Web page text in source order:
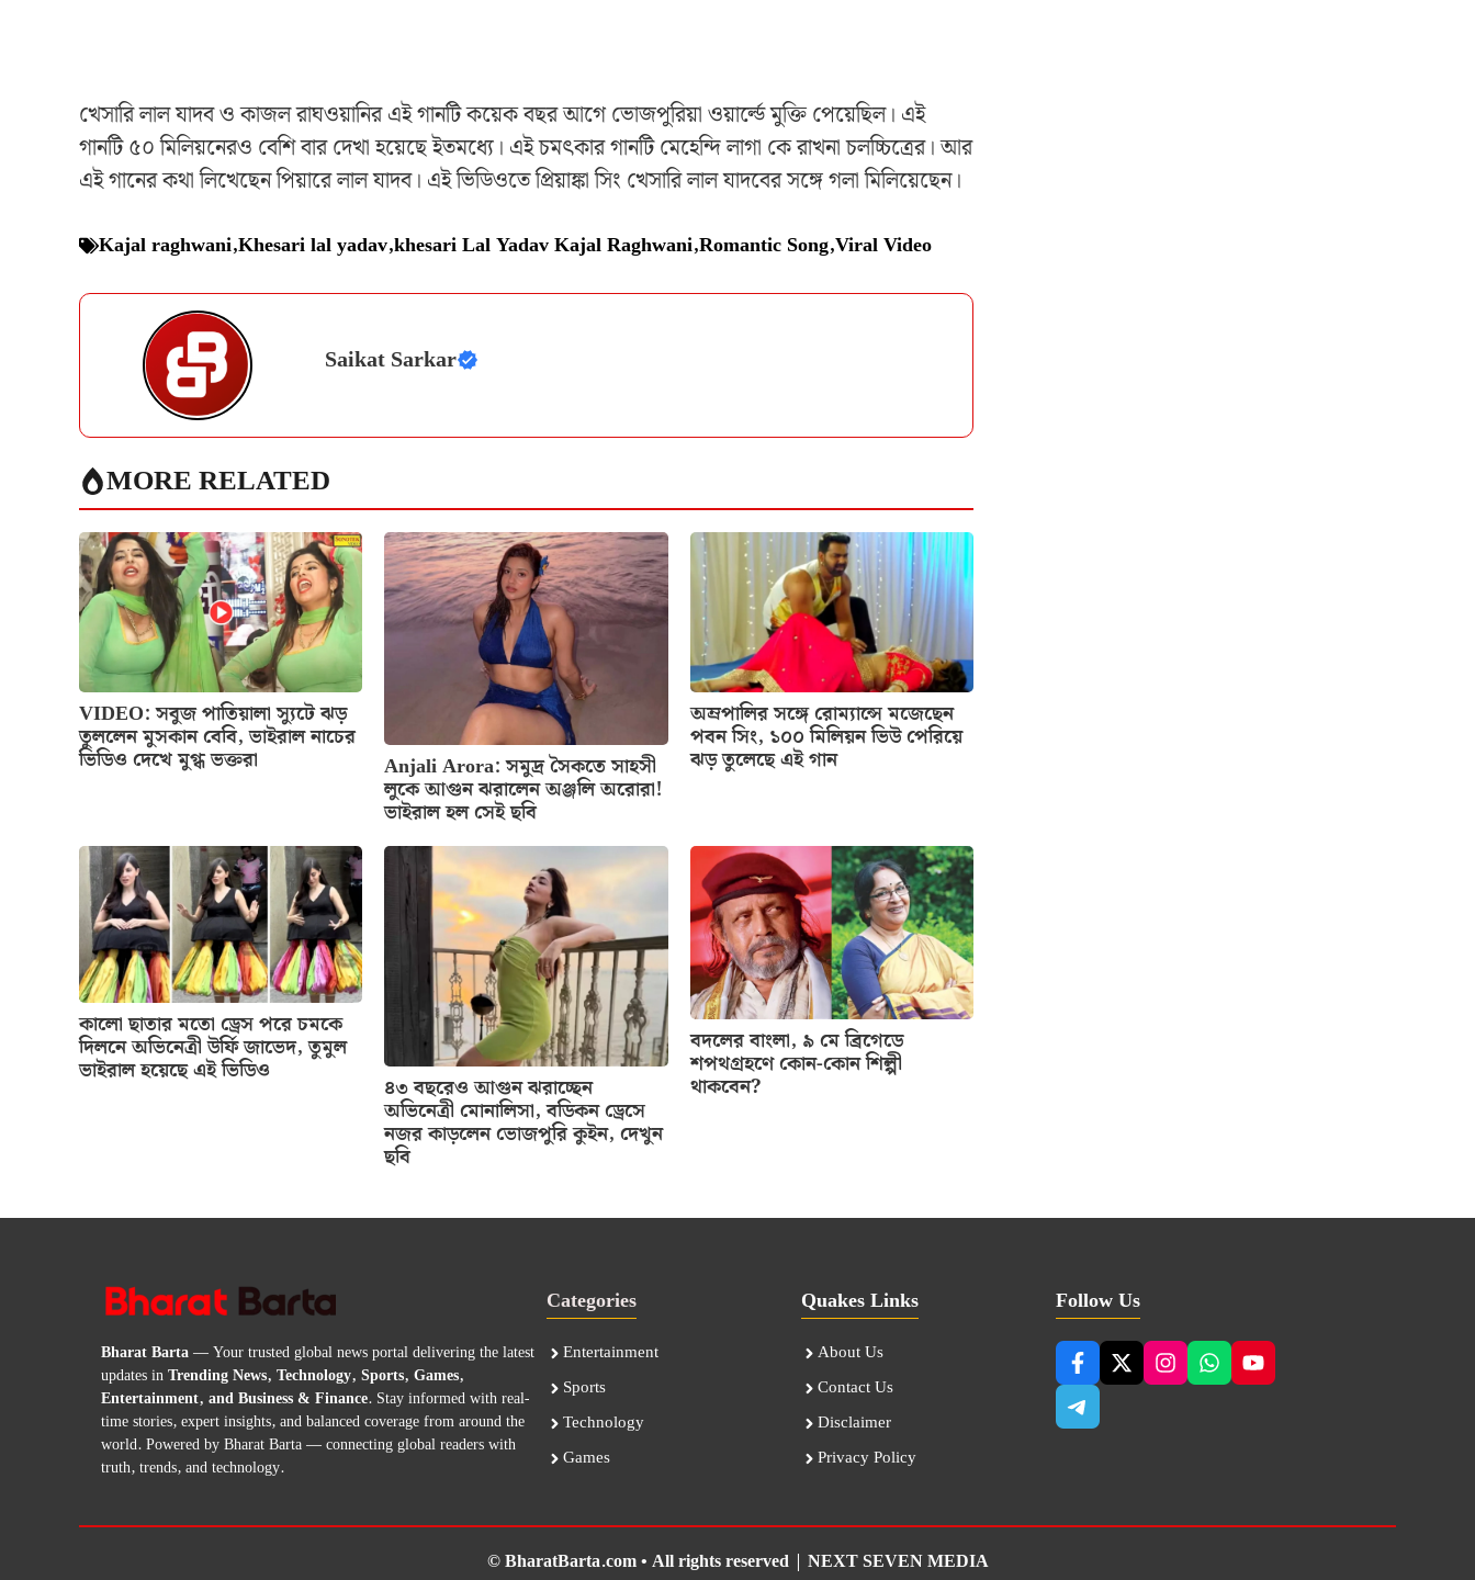
খেসারি লাল যাদব ও কাজল রাঘওয়ানির এই গানটি কয়েক বছর আগে ভোজপুরিয়া ওয়ার্ল্ডে মুক্তি পেয়েছিল। এই
গানটি ৫০ মিলিয়নেরও বেশি বার দেখা হয়েছে ইতমধ্যে। এই চমৎকার গানটি মেহেন্দি লাগা কে রাখনা চলচ্চিত্রের। আর
এই গানের কথা লিখেছেন পিয়ারে লাল যাদব। এই ভিডিওতে প্রিয়াঙ্কা সিং খেসারি লাল যাদবের সঙ্গে গলা মিলিয়েছেন।
Kajal raghwani,Khesari lal yadav,khesari Lal Yadav Kajal Raghwani,Romantic Song,Viral Video
Saikat Sarkar
MORE RELATED
VIDEO: সবুজ পাতিয়ালা স্যুটে ঝড়
তুললেন মুসকান বেবি, ভাইরাল নাচের
ভিডিও দেখে মুগ্ধ ভক্তরা Anjali Arora: সমুদ্র সৈকতে সাহসী
লুকে আগুন ঝরালেন অঞ্জলি অরোরা!
ভাইরাল হল সেই ছবি
অম্রপালির সঙ্গে রোম্যান্সে মজেছেন
পবন সিং, ১০০ মিলিয়ন ভিউ পেরিয়ে
ঝড় তুলেছে এই গান
কালো ছাতার মতো ড্রেস পরে চমকে
দিলনে অভিনেত্রী উর্ফি জাভেদ, তুমুল
ভাইরাল হয়েছে এই ভিডিও
৪৩ বছরেও আগুন ঝরাচ্ছেন
অভিনেত্রী মোনালিসা, বডিকন ড্রেসে
নজর কাড়লেন ভোজপুরি কুইন, দেখুন
ছবি
বদলের বাংলা, ৯ মে ব্রিগেডে
শপথগ্রহণে কোন-কোন শিল্পী
থাকবেন?
Bharat Barta— Your trusted global news portal delivering the latest
updates inTrending News, Technology, Sports, Games,
Entertainment, and Business & Finance. Stay informed with real-
time stories, expert insights, and balanced coverage from around the
world. Powered by Bharat Barta — connecting global readers with
truth, trends, and technology.
Categories
Entertainment
Sports
Technology
Games
Quakes Links
About Us
Contact Us
Disclaimer
Privacy Policy
Follow Us
© BharatBarta.com • All rights reserved | NEXT SEVEN MEDIA